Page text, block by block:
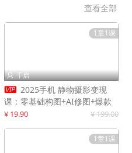
查看全部
1章1课
 千启
 2025手机 静物摄影变现
课：零基础构图+AI修图+爆款
创作
¥ 19.90 ¥ 199.00
1章1课